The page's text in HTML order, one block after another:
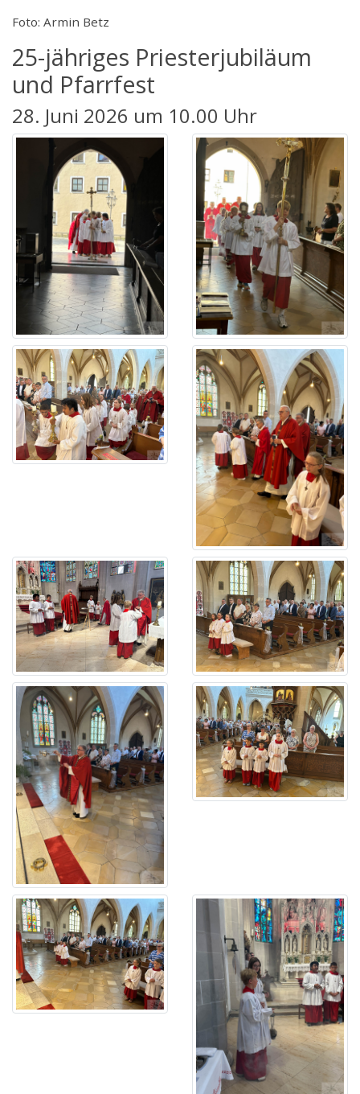
Foto: Armin Betz
25-jähriges Priesterjubiläum
und Pfarrfest
28. Juni 2026 um 10.00 Uhr